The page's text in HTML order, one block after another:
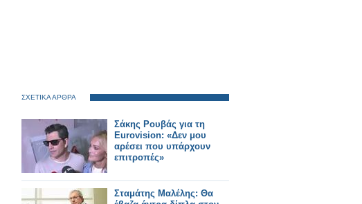
ΣΧΕΤΙΚΑ ΑΡΘΡΑ
Σάκης Ρουβάς για τη
Eurovision: «Δεν μου
αρέσει που υπάρχουν
επιτροπές»
Σταμάτης Μαλέλης: Θα